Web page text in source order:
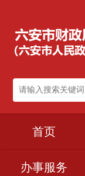
首页
办事服务